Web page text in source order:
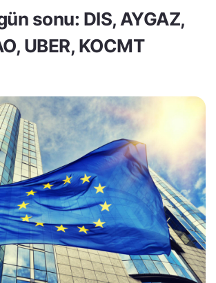
sonu: DIS, AYGAZ,
UBER, KOCMT